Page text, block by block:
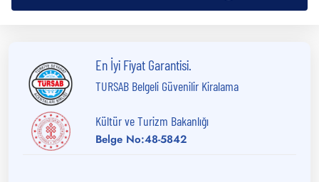
En İyi Fiyat Garantisi.
TURSAB Belgeli Güvenilir Kiralama
Kültür ve Turizm Bakanlığı
Belge No:48-5842